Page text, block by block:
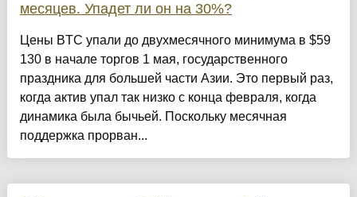
месяцев. Упадет ли он на 30%?
Цены BTC упали до двухмесячного минимума в $59
130 в начале торгов 1 мая, государственного
праздника для большей части Азии. Это первый раз,
когда актив упал так низко с конца февраля, когда
динамика была бычьей. Поскольку месячная
поддержка прорван...